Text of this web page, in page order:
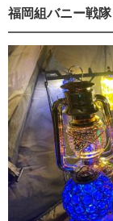
福岡組バニー戦隊